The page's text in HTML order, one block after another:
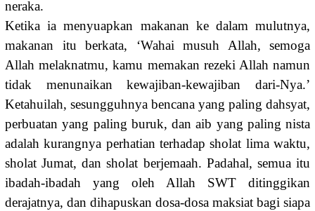
neraka.
Ketika ia menyuapkan makanan ke dalam mulutnya,
makanan itu berkata, ‘Wahai musuh Allah, semoga
Allah melaknatmu, kamu memakan rezeki Allah namun
tidak menunaikan kewajiban-kewajiban dari-Nya.’
Ketahuilah, sesungguhnya bencana yang paling dahsyat,
perbuatan yang paling buruk, dan aib yang paling nista
adalah kurangnya perhatian terhadap sholat lima waktu,
sholat Jumat, dan sholat berjemaah. Padahal, semua itu
ibadah-ibadah yang oleh Allah SWT ditinggikan
derajatnya, dan dihapuskan dosa-dosa maksiat bagi siapa